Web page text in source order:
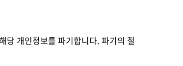
당 개인정보를 파기합니다. 파기의 절